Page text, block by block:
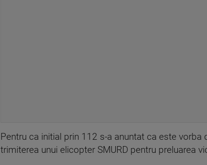
Pentru ca initial prin 112 s-a anuntat ca este
trimiterea unui elicopter SMURD pentru preluarea